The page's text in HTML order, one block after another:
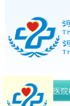
首页 医